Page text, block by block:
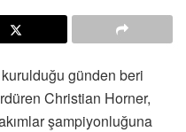
günden beri
Christian Horner,
şampiyonluğuna